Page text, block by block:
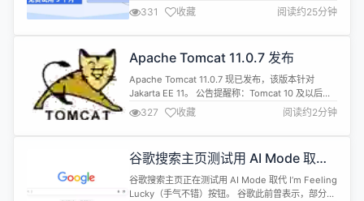
供一站式 Databend 数据库集群管理工具，能够快
速、安全地实现 Databend 多集群、多租户的部署、
管理。BendDeploy 借助直观的操作界面，为用户提
率，减少错误和中断，提高服务质量...
331 收藏 阅读约25分钟
Apache Tomcat 11.0.7 发布
Apache Tomcat 11.0.7 现已发布，该版本针对
Jakarta EE 11。 公告提醒称：Tomcat 10 及以后版
本的用户应注意，作为 Java EE 向 Eclipse 基金会
转移的一部分，Java EE 已从 Java EE 迁移到
Jakarta EE，因此所有已实施 API 的主包已从
327 收藏 阅读约2分钟
谷歌搜索主页测试用 AI Mode 取代
「手气不错」按钮
谷歌搜索主页正在测试用 AI Mode 取代 I’m Feeling
Lucky（手气不错）按钮。 谷歌此前曾表示，部分美